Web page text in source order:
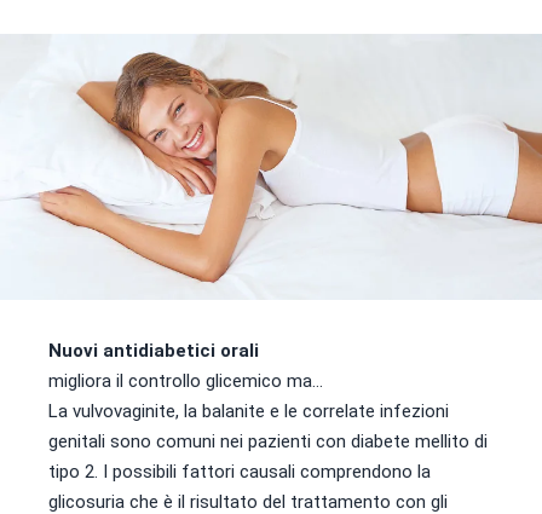
Nuovi antidiabetici orali
migliora il controllo glicemico ma…
La vulvovaginite, la balanite e le correlate infezioni
genitali sono comuni nei pazienti con diabete mellito di
tipo 2. I possibili fattori causali comprendono la
glicosuria che è il risultato del trattamento con gli